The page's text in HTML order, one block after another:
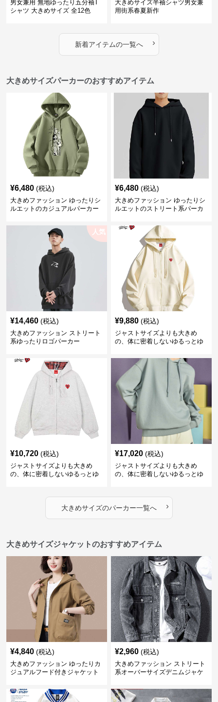
男女兼用 無地ゆったり五分袖T
シャツ 大きめサイズ 全12色
大きめサイズ半袖シャツ男女兼
用街系春夏新作
新着アイテムの一覧へ ›
大きめサイズパーカーのおすすめアイテム
¥6,480 (税込)
大きめファッション ゆったりシ
ルエットのカジュアルパーカー
¥6,480 (税込)
大きめファッション ゆったりシ
ルエットのストリート系パーカ
人気
¥14,460 (税込)
大きめファッション ストリート
系ゆったりロゴパーカー
¥9,880 (税込)
ジャストサイズよりも大きめ
の、体に密着しないゆるっとゆ
ゆったりハッピーハート ジップ
アップパーカー
¥10,720 (税込)
ジャストサイズよりも大きめ
の、体に密着しないゆるっとゆ
アップパーカー
¥17,020 (税込)
ジャストサイズよりも大きめ
の、体に密着しないゆるっとゆ
大きめサイズのパーカー一覧へ ›
大きめサイズジャケットのおすすめアイテム
¥4,840 (税込)
大きめファッション ゆったりカ
ジュアルフード付きジャケット
¥2,960 (税込)
大きめファッション ストリート
系オーバーサイズデニムジャケ